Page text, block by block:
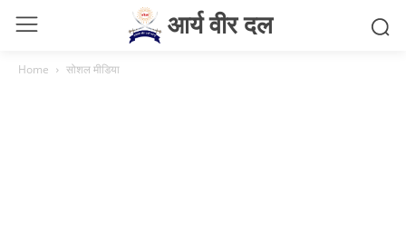
आर्य वीर दल
Home सोशल मीडिया